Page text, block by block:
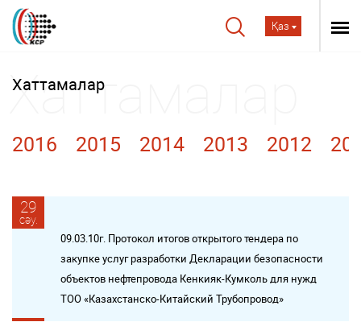
Қаз
Хаттамалар
2016 2015 2014 2013 2012
29
сәу.
09.03.10г. Протокол итогов открытого тендера по
закупке услуг разработки Декларации безопасности
объектов нефтепровода Кенкияк-Кумколь для нужд
ТОО «Казахстанско-Китайский Трубопровод»